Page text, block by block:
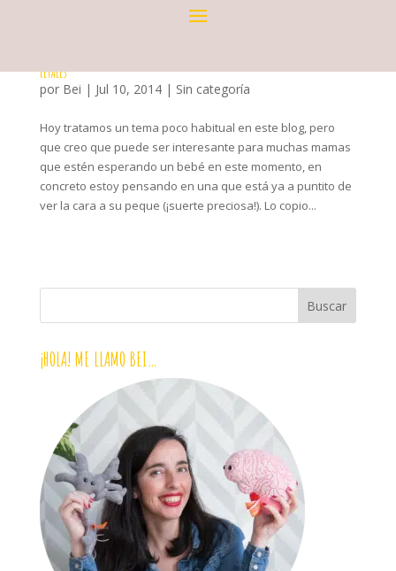
FETALES
por Bei | Jul 10, 2014| Sin categoría
Hoy tratamos un tema poco habitual en este blog, pero
que creo que puede ser interesante para muchas mamas
que estén esperando un bebé en este momento, en
concreto estoy pensando en una que está ya a puntito de
ver la cara a su peque (¡suerte preciosa!). Lo copio...
¡HOLA! ME LLAMO BEI…